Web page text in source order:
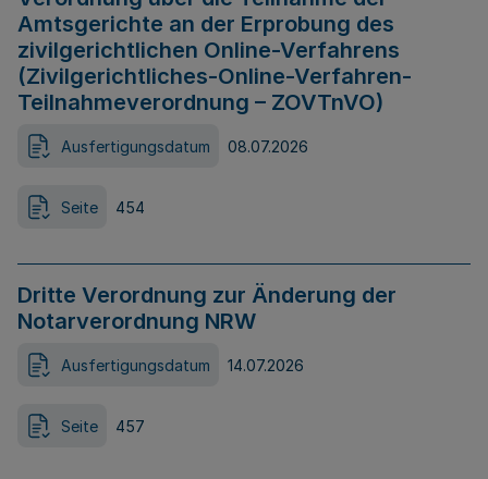
Amtsgerichte an der Erprobung des
zivilgerichtlichen Online-Verfahrens
(Zivilgerichtliches-Online-Verfahren-
Teilnahmeverordnung – ZOVTnVO)
Ausfertigungsdatum 08.07.2026
Seite 454
Dritte Verordnung zur Änderung der
Notarverordnung NRW
Ausfertigungsdatum 14.07.2026
Seite 457